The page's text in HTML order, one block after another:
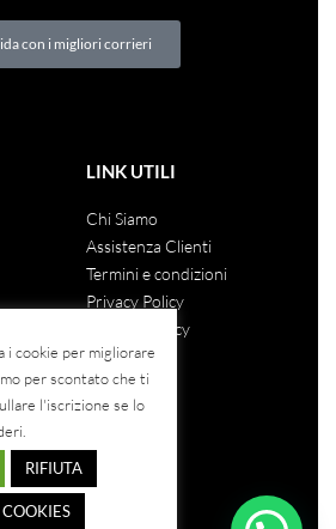
con i migliori corrieri
LINK UTILI
Chi Siamo
Assistenza Clienti
Termini e condizioni
Privacy Policy
Cookies Policy
NOI
cookie per migliorare
per scontato che ti
l'iscrizione se lo
RIFIUTA